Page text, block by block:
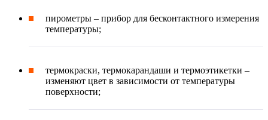
пирометры – прибор для бесконтактного измерения
температуры;
термокраски, термокарандаши и термоэтикетки –
изменяют цвет в зависимости от температуры
поверхности;